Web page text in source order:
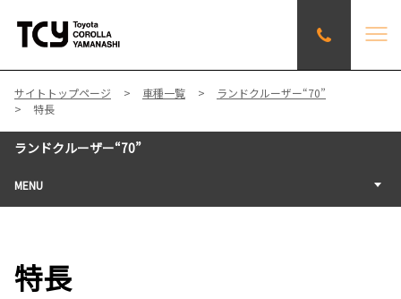
サイトトップページ 車種一覧
ランドクルーザー“70”
特長
ランドクルーザー“70”
MENU
特長